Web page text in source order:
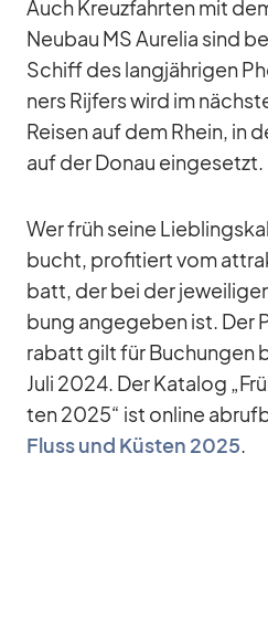
Auch Kreuz­fahr­ten mit
Neu­bau MS Au­re­lia sind
Schiff des lang­jäh­ri­gen
ners Ri­j­fers wird im
Rei­sen auf dem Rhein, in
auf der Do­nau ein­ge­setzt.
Wer früh seine
bucht, pro­fi­tiert vom
batt, der bei der
bung an­ge­ge­ben ist. Der
ra­batt gilt für Bu­chun­gen
Juli 2024. Der Ka­ta­log
ten 2025“ ist on­line
Fluss und Küs­ten 2025.